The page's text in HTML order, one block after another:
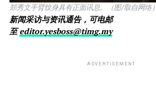
郑秀文手臂纹身具有正面讯息。（图/取自网络）
新闻采访与资讯通告，可电邮
至editor.yesboss@timg.my
ADVERTISEMENT